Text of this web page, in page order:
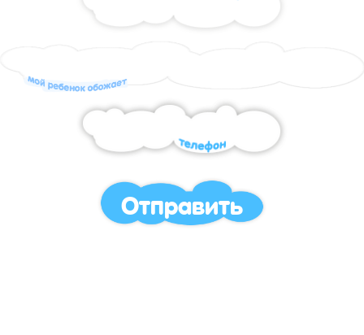
Отправить